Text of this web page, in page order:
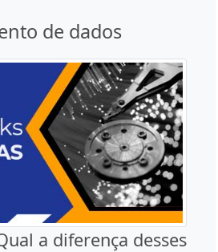
de dados
a diferença desses